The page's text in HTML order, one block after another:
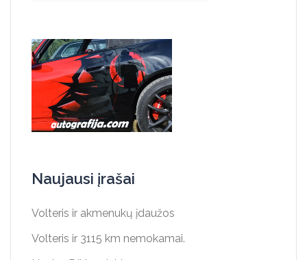
Naujausi įrašai
Volteris ir akmenukų įdaužos
Volteris ir 3115 km nemokamai.